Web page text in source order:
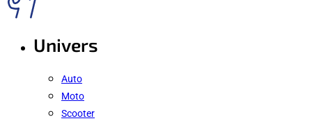
Univers
Auto
Moto
Scooter